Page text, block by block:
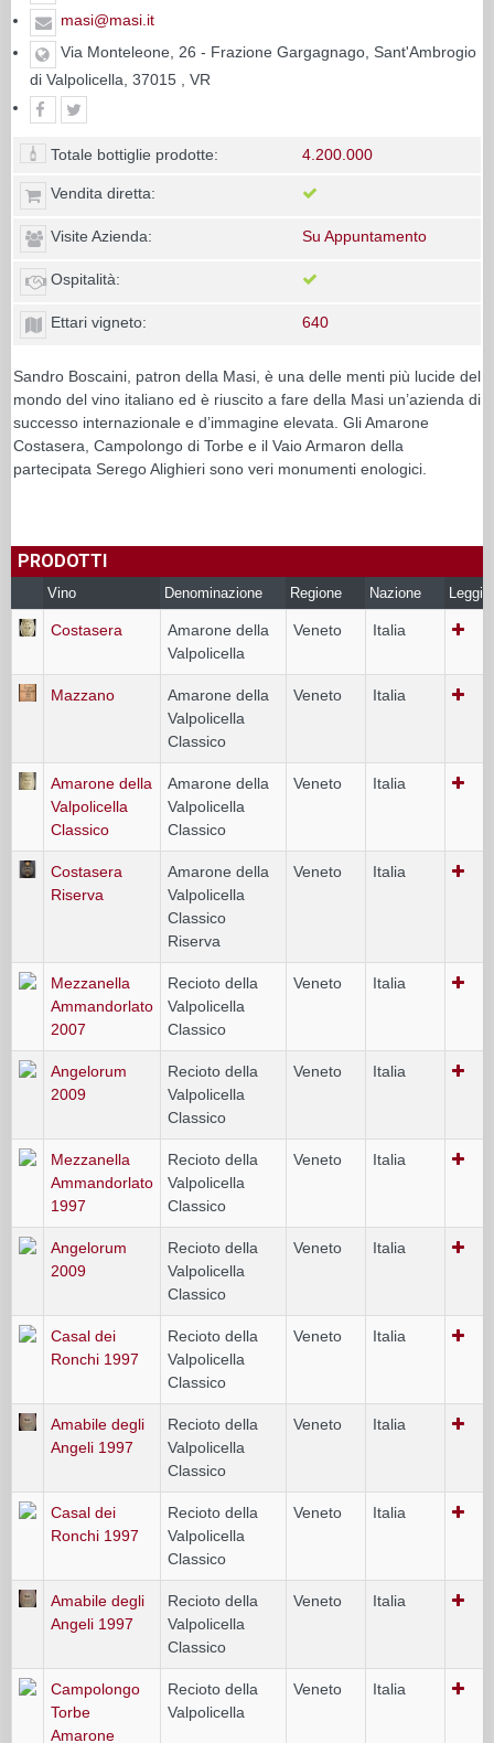
masi@masi.it
Via Monteleone, 26 - Frazione Gargagnago, Sant'Ambrogio
di Valpolicella, 37015 , VR
Totale bottiglie prodotte: 4.200.000
Vendita diretta:
Visite Azienda: Su Appuntamento
Ospitalità:
Ettari vigneto: 640
Sandro Boscaini, patron della Masi, è una delle menti più lucide del
mondo del vino italiano ed è riuscito a fare della Masi un’azienda di
successo internazionale e d’immagine elevata. Gli Amarone
Costasera, Campolongo di Torbe e il Vaio Armaron della
partecipata Serego Alighieri sono veri monumenti enologici.
PRODOTTI
Vino Denominazione Regione Nazione Leggi
Costasera
Amarone della
Valpolicella
Veneto Italia
Mazzano
Amarone della
Valpolicella
Classico
Veneto Italia
Amarone della
Valpolicella
Classico
Amarone della
Valpolicella
Classico
Veneto Italia
Costasera
Riserva
Amarone della
Valpolicella
Classico
Riserva
Veneto Italia
Mezzanella
Ammandorlato
2007
Recioto della
Valpolicella
Classico
Veneto Italia
Angelorum
2009
Recioto della
Valpolicella
Classico
Veneto Italia
Mezzanella
Ammandorlato
1997
Recioto della
Valpolicella
Classico
Veneto Italia
Angelorum
2009
Recioto della
Valpolicella
Classico
Veneto Italia
Casal dei
Ronchi 1997
Recioto della
Valpolicella
Classico
Veneto Italia
Amabile degli
Angeli 1997
Recioto della
Valpolicella
Classico
Veneto Italia
Casal dei
Ronchi 1997
Recioto della
Valpolicella
Classico
Veneto Italia
Amabile degli
Angeli 1997
Recioto della
Valpolicella
Classico
Veneto Italia
Campolongo
Torbe
Amarone
Recioto della
Valpolicella
Veneto Italia